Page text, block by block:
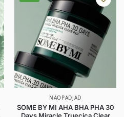
NÄOPADJAD
SOME BY MI AHA BHA PHA 30
Days Miracle Truecica Clear